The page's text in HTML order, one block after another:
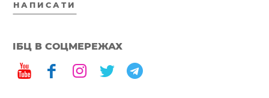
НАПИСАТИ
ІБЦ В СОЦМЕРЕЖАХ